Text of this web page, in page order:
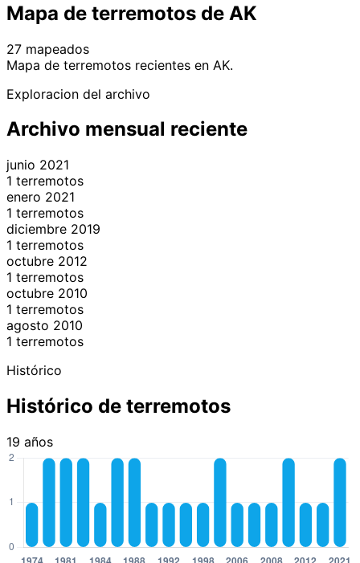
Mapa de terremotos de AK
27 mapeados
+
−
Mapa de terremotos recientes en AK.
Exploracion del archivo
Archivo mensual reciente
junio 2021
1 terremotos
enero 2021
1 terremotos
diciembre 2019
1 terremotos
octubre 2012
1 terremotos
octubre 2010
1 terremotos
agosto 2010
1 terremotos
Histórico
Histórico de terremotos
19 años